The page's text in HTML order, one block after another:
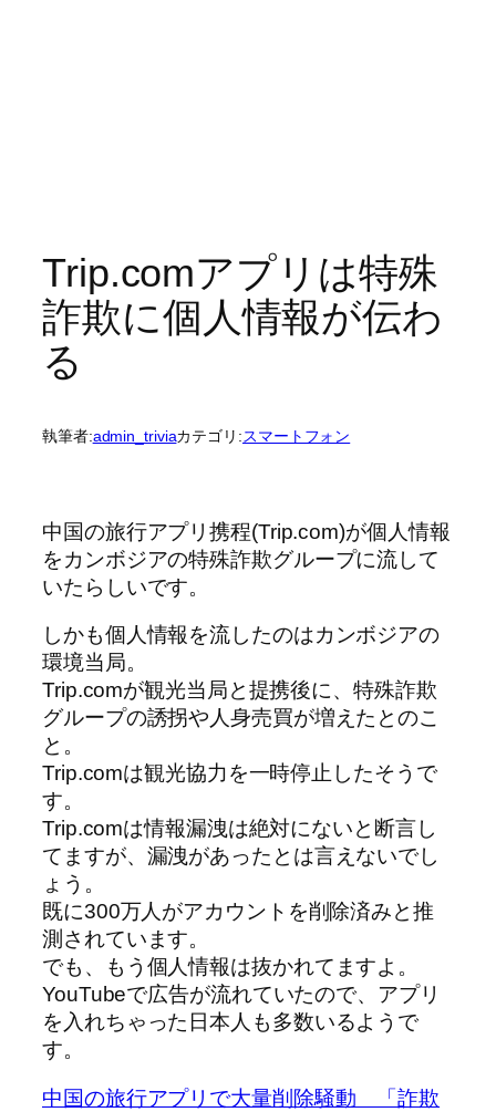
Trip.comアプリは特殊
詐欺に個人情報が伝わ
る
執筆者:admin_triviaカテゴリ:スマートフォン
中国の旅行アプリ携程(Trip.com)が個人情報
をカンボジアの特殊詐欺グループに流して
いたらしいです。
しかも個人情報を流したのはカンボジアの
環境当局。
Trip.comが観光当局と提携後に、特殊詐欺
グループの誘拐や人身売買が増えたとのこ
と。
Trip.comは観光協力を一時停止したそうで
す。
Trip.comは情報漏洩は絶対にないと断言し
てますが、漏洩があったとは言えないでし
ょう。
既に300万人がアカウントを削除済みと推
測されています。
でも、もう個人情報は抜かれてますよ。
YouTubeで広告が流れていたので、アプリ
を入れちゃった日本人も多数いるようで
す。
中国の旅行アプリで大量削除騒動 「詐欺